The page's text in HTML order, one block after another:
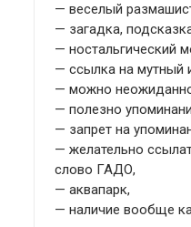
— веселый
— загадка,
— ностальгический
— ссылка на мутный
— можно
— полезно
— запрет на
— желательно
слово ГАДО,
— аквапарк,
— наличие вообще